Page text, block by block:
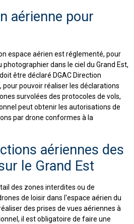
aérienne pour
espace aérien est réglementé, pour
dans le ciel du Grand Est,
être déclaré DGAC Direction
pour pouvoir réaliser les déclarations
survolées des protocoles de vols,
peut obtenir les autorisations de
par drone conformes à la
aériennes des
le Grand Est
des zones interdites ou de
de loisir dans l'espace aérien du
des prises de vues aériennes à
il est obligatoire de faire une